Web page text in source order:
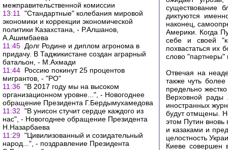
межправительственной комиссии
13:11
"Стандартные" колебания мировой
экономики и коррекции экономической
политики Казахстана, - Р.Алшанов,
А.Ашимбаева
11:45 Долг Родине и диплом агронома в
придачу. В Таджикистане создан аграрный
батальон, - М.Ахмади
11:44 Россию покинут 25 процентов
мигрантов, - "РО"
11:36 "В 2017 году мы на высоком
организационном уровне...", - Новогоднее
обращение Президента Г.Бердымухамедова
11:32 "В унисон стучит сердце каждого из
нас", - Новогоднее обращение Президента
Н.Назарбаева
11:29 "Цивилизованный и созидательный
народ...", - поздравление Президента
существование
диктуются
наконец,
Америки. Когда
себе и своей
похвастаться их
слово "партнеры"
Отвечая на
также чуть
предельно
Верховной рады
иностранных
будут отмщены.
этом Путин вновь
и казаками и
целостность
Киеве совершен